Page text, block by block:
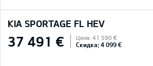
KIA SPORTAGE FL HEV
37 491 € Цена: 41 590 €
Скидка: 4 099 €